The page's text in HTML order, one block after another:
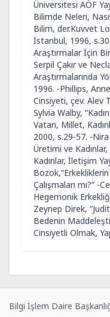
Üniversitesi AÖF
Bilimde Neleri,
Bilim, der.Kuvvet
İstanbul, 1996,
Araştırmalar İçin
Serpil Çakır ve
Araştırmalarında
1996. -Phillips,
Cinsiyeti, çev. Alev
Sylvia Walby,
Vatan, Millet,
2000, s.29-57. -
Üretimi ve
Kadınlar, İletişim
Çalışmaları mı?” -
Hegemonik
Zeynep Direk,
Bedenin
Cinsiyetli Olmak,
Bilgi İşlem Daire